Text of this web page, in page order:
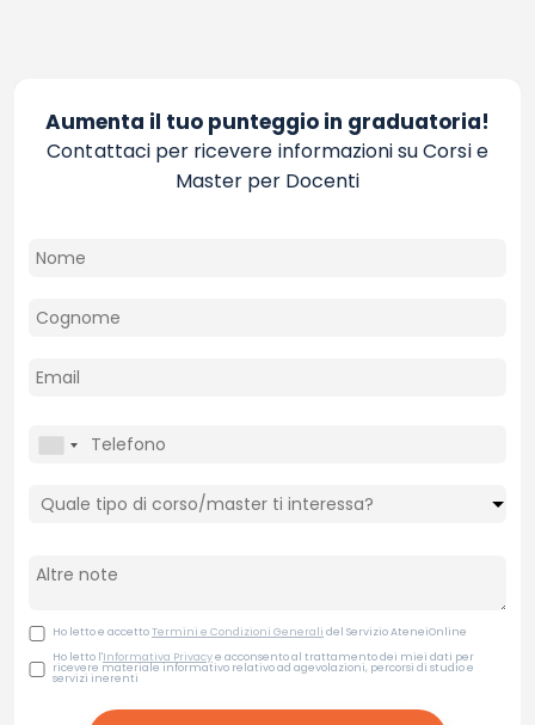
Aumenta il tuo punteggio in graduatoria!
Contattaci per ricevere informazioni su Corsi e
Master per Docenti
Ho letto e accettoTermini e Condizioni Generali del Servizio AteneiOnline
Ho letto l'Informativa Privacye acconsento al trattamento dei miei dati per
ricevere materiale informativo relativo ad agevolazioni, percorsi di studio e
servizi inerenti